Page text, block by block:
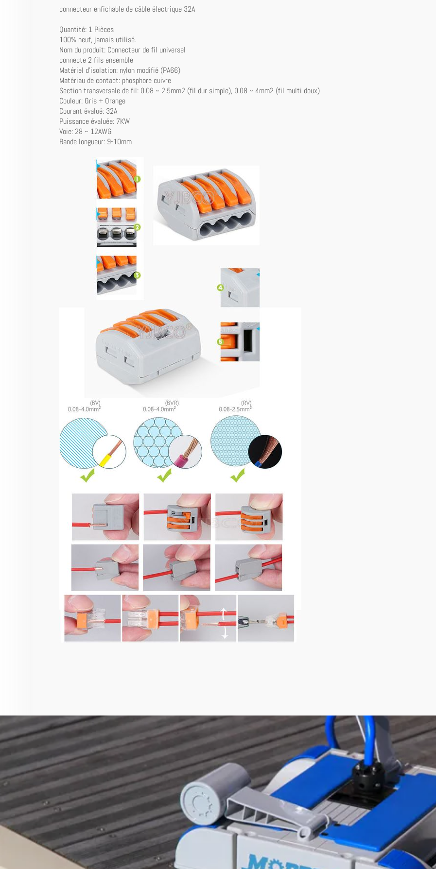
connecteur enfichable de câble électrique 32A
Quantité: 1 Pièces
100% neuf, jamais utilisé.
Nom du produit: Connecteur de fil universel
connecte 2 fils ensemble
Matériel d'isolation: nylon modifié (PA66)
Matériau de contact: phosphore cuivre
Section transversale de fil: 0.08 ~ 2.5mm2 (fil dur simple), 0.08 ~ 4mm2 (fil multi doux)
Couleur: Gris + Orange
Courant évalué: 32A
Puissance évaluée: 7KW
Voie: 28 ~ 12AWG
Bande longueur: 9-10mm